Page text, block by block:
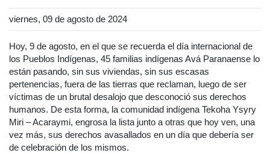
viernes, 09 de agosto de 2024
Hoy, 9 de agosto, en el que se recuerda el día internacional de
los Pueblos Indígenas, 45 familias indígenas Avá Paranaense lo
están pasando, sin sus viviendas, sin sus escasas
pertenencias, fuera de las tierras que reclaman, luego de ser
víctimas de un brutal desalojo que desconoció sus derechos
humanos. De esta forma, la comunidad indígena Tekoha Ysyry
Miri – Acaraymi, engrosa la lista junto a otras que hoy ven, una
vez más, sus derechos avasallados en un día que debería ser
de celebración de los mismos.